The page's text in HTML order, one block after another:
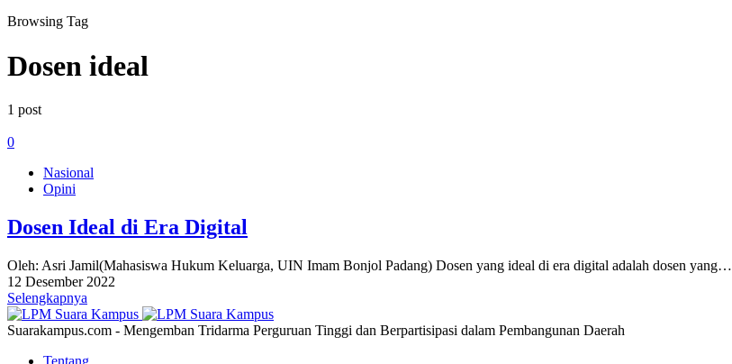
Browsing Tag
Dosen ideal
1 post
0
Nasional
Opini
Dosen Ideal di Era Digital
Oleh: Asri Jamil(Mahasiswa Hukum Keluarga, UIN Imam Bonjol Padang) Dosen yang ideal di era digital adalah dosen yang…
12 Desember 2022
Selengkapnya
Suarakampus.com - Mengemban Tridarma Perguruan Tinggi dan Berpartisipasi dalam Pembangunan Daerah
Tentang